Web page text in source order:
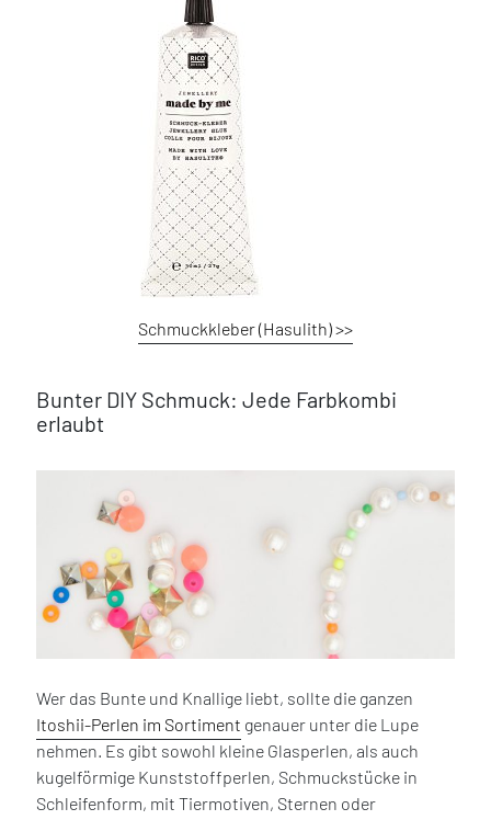
Schmuckkleber (Hasulith) >>
Bunter DIY Schmuck: Jede Farbkombi
erlaubt
Wer das Bunte und Knallige liebt, sollte die ganzen
Itoshii-Perlen im Sortiment genauer unter die Lupe
nehmen. Es gibt sowohl kleine Glasperlen, als auch
kugelförmige Kunststoffperlen, Schmuckstücke in
Schleifenform, mit Tiermotiven, Sternen oder